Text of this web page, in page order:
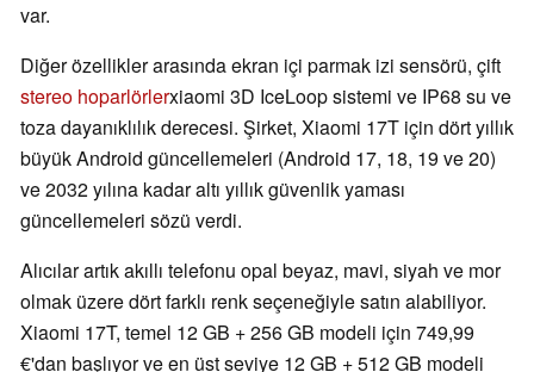
var.
Diğer özellikler arasında ekran içi parmak izi sensörü, çift
stereo hoparlörlerxiaomi 3D IceLoop sistemi ve IP68 su ve
toza dayanıklılık derecesi. Şirket, Xiaomi 17T için dört yıllık
büyük Android güncellemeleri (Android 17, 18, 19 ve 20)
ve 2032 yılına kadar altı yıllık güvenlik yaması
güncellemeleri sözü verdi.
Alıcılar artık akıllı telefonu opal beyaz, mavi, siyah ve mor
olmak üzere dört farklı renk seçeneğiyle satın alabiliyor.
Xiaomi 17T, temel 12 GB + 256 GB modeli için 749,99
€'dan başlıyor ve en üst seviye 12 GB + 512 GB modeli